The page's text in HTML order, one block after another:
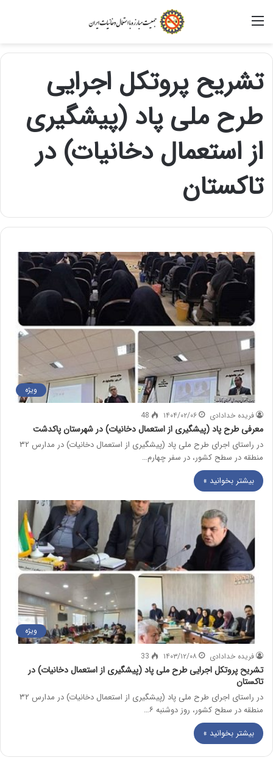
تشریح پروتکل اجرایی
طرح ملی پاد (پیشگیری
از استعمال دخانیات) در
تاکستان
ویژه
فریده خدادادی ۱۴۰۴/۰۲/۰۶ 48
معرفی طرح پاد (پیشگیری از استعمال دخانیات) در شهرستان پاکدشت
در راستای اجرای طرح ملی پاد (پیشگیری از استعمال دخانیات) در مدارس ۳۲
منطقه در سطح کشور، در سفر چهارم…
بیشتر بخوانید »
ویژه
فریده خدادادی ۱۴۰۳/۱۲/۰۸ 33
تشریح پروتکل اجرایی طرح ملی پاد (پیشگیری از استعمال دخانیات) در
تاکستان
در راستای اجرای طرح ملی پاد (پیشگیری از استعمال دخانیات) در مدارس ۳۲
منطقه در سطح کشور، روز دوشنبه ۶…
بیشتر بخوانید »